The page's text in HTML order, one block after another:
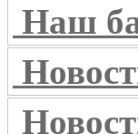
Наш